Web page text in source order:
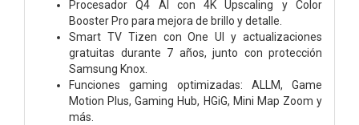
Procesador Q4 AI con 4K Upscaling y Color
Booster Pro para mejora de brillo y detalle.
Smart TV Tizen con One UI y actualizaciones
gratuitas durante 7 años, junto con protección
Samsung Knox.
Funciones gaming optimizadas: ALLM, Game
Motion Plus, Gaming Hub, HGiG, Mini Map Zoom y
más.